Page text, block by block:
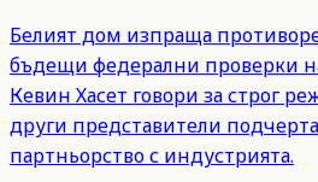
Белият дом изпраща
бъдещи федерални проверки
Кевин Хасет говори за строг
други представители
партньорство с индустрията.